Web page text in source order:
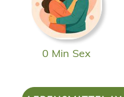
0 Min Sex